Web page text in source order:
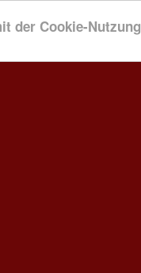
der Cookie-Nutzung